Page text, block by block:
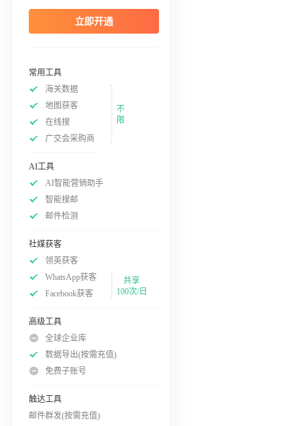
立即开通
常用工具
海关数据
地图获客
在线搜
广交会采购商
不
限
AI工具
AI智能营销助手
智能搜邮
邮件检测
社媒获客
领英获客
WhatsApp获客
Facebook获客
共享
100次/日
高级工具
全球企业库
数据导出(按需充值)
免费子账号
触达工具
邮件群发(按需充值)